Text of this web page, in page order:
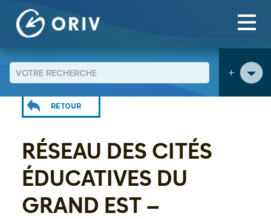
Aller au contenu
+
Agenda >
Réseau des Cités éducatives du Grand Est –
Journée régionale
RETOUR
RÉSEAU DES CITÉS
ÉDUCATIVES DU
GRAND EST –
Panneau de gestion des cookies